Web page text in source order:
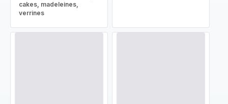
cakes, madeleines,
verrines